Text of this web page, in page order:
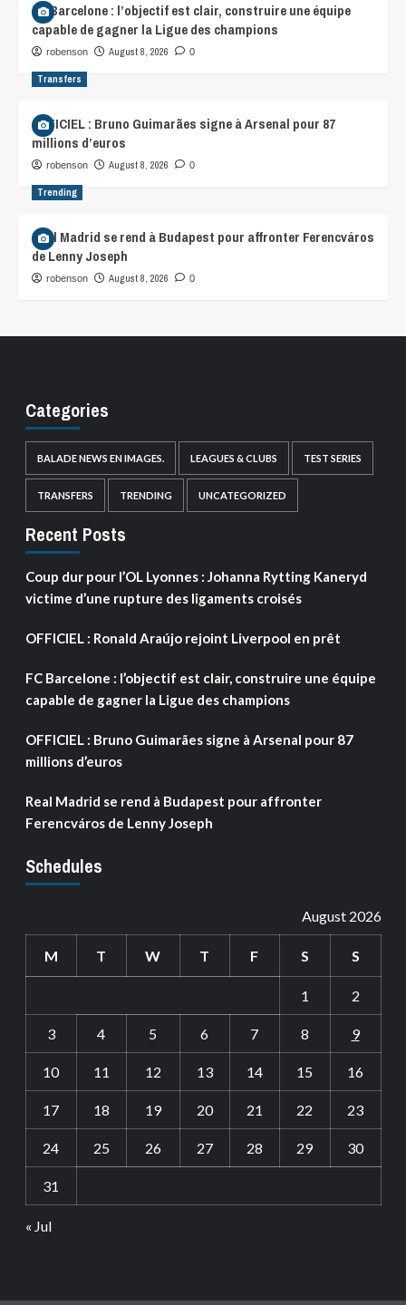
FC Barcelone : l’objectif est clair, construire une équipe
capable de gagner la Ligue des champions
robenson August 8, 2026 0
Transfers
OFFICIEL : Bruno Guimarães signe à Arsenal pour 87
millions d’euros
robenson August 8, 2026 0
Trending
Real Madrid se rend à Budapest pour affronter Ferencváros
de Lenny Joseph
robenson August 8, 2026 0
Categories
BALADE NEWS EN IMAGES. LEAGUES & CLUBS TEST SERIES
TRANSFERS TRENDING UNCATEGORIZED
Recent Posts
Coup dur pour l’OL Lyonnes : Johanna Rytting Kaneryd
victime d’une rupture des ligaments croisés
OFFICIEL : Ronald Araújo rejoint Liverpool en prêt
FC Barcelone : l’objectif est clair, construire une équipe
capable de gagner la Ligue des champions
OFFICIEL : Bruno Guimarães signe à Arsenal pour 87
millions d’euros
Real Madrid se rend à Budapest pour affronter
Ferencváros de Lenny Joseph
Schedules
August 2026
M T W T F S S
1 2
3 4 5 6 7 8 9
10 11 12 13 14 15 16
17 18 19 20 21 22 23
24 25 26 27 28 29 30
31
« Jul